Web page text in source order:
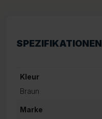
SPEZIFIKATIONEN
Kleur
Braun
Marke